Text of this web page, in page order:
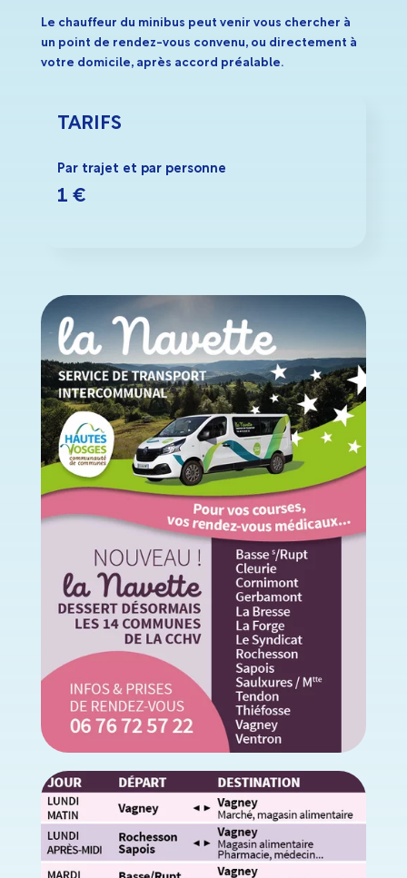
Le chauffeur du minibus peut venir vous chercher à
un point de rendez-vous convenu, ou directement à
votre domicile, après accord préalable.
TARIFS
Par trajet et par personne
1 €